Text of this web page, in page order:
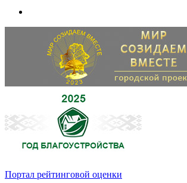
Портал рейтинговой оценки